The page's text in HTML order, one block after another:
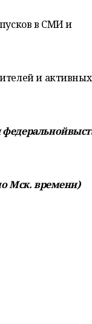
в СМИ и
и активных
Мск. времени)